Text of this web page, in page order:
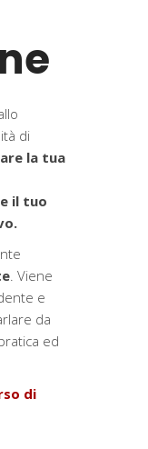
di
la tua
il tuo
. Viene
e
da
ed
di